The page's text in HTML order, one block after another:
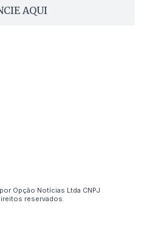
AQUI
Opção Notícias Ltda CNPJ
reservados.